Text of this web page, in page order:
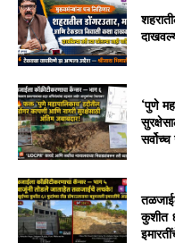
‘पुणे
कुशीत